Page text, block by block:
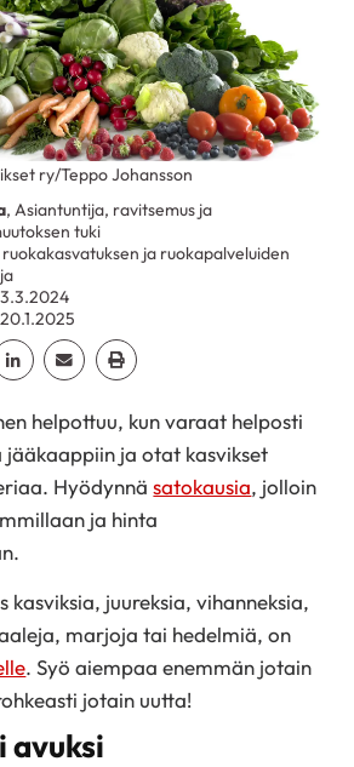
, Asiantuntija, ravitsemus ja
tuki
ruokakasvatuksen ja ruokapalveluiden
Linkedin
Jaa EmailJaa Print
ry/Teppo Johansson
helpottuu, kun varaat helposti
jääkaappiin ja otat kasvikset
Hyödynnäsatokausia, jolloin
ja hinta
kasviksia, juureksia, vihanneksia,
marjoja tai hedelmiä, on
. Syö aiempaa enemmän jotain
jotain uutta!
avuksi